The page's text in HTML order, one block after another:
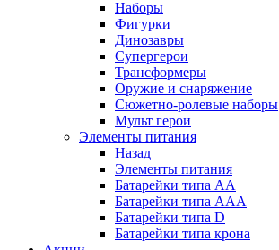
Наборы
Фигурки
Динозавры
Супергерои
Трансформеры
Оружие и снаряжение
Сюжетно-ролевые наборы
Мульт герои
Элементы питания
Назад
Элементы питания
Батарейки типа АА
Батарейки типа ААА
Батарейки типа D
Батарейки типа крона